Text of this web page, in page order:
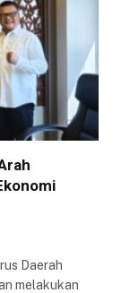
Daerah
melakukan